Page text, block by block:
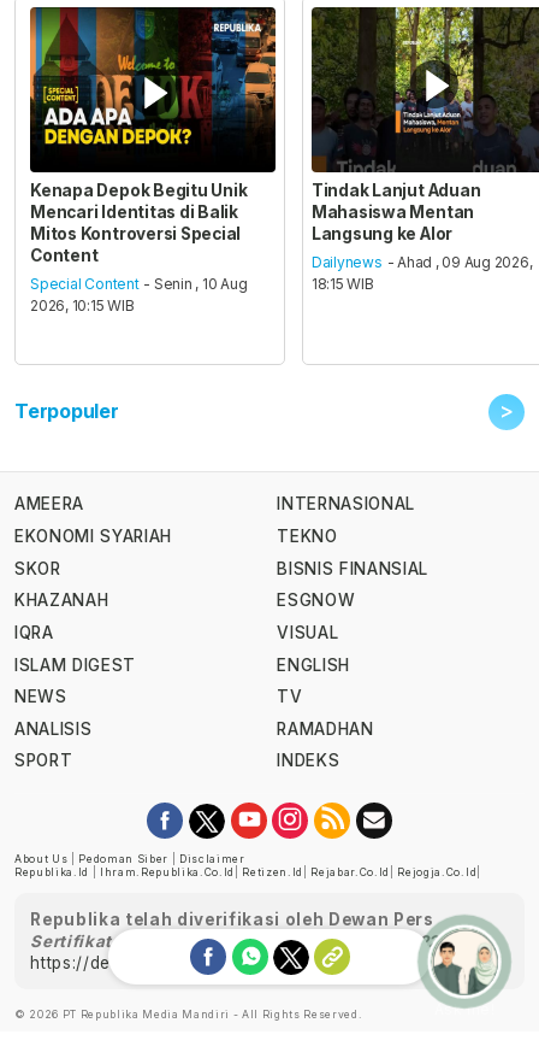
Kenapa Depok Begitu Unik
Mencari Identitas di Balik
Mitos Kontroversi Special
Content
Special Content - Senin , 10 Aug
2026, 10:15 WIB
Tindak Lanjut Aduan
Mahasiswa Mentan
Langsung ke Alor
Dailynews - Ahad , 09 Aug 2026,
18:15 WIB
Terpopuler >
AMEERA
EKONOMI SYARIAH
SKOR
KHAZANAH
IQRA
ISLAM DIGEST
NEWS
ANALISIS
SPORT
INTERNASIONAL
TEKNO
BISNIS FINANSIAL
ESGNOW
VISUAL
ENGLISH
TV
RAMADHAN
INDEKS
About Us Pedoman Siber
Disclaimer
Republika.id
Ihram.republika.co.id Retizen.id Rejabar.co.id Rejogja.co.id
Republika telah diverifikasi oleh Dewan Pers
Sertifikat Nomor 1058/DP-Verifikasi/K/XII/2022
https://dewanpers.or.id/data/perusahaanpers
© 2026 PT Republika Media Mandiri - All Rights Reserved. Ask me!